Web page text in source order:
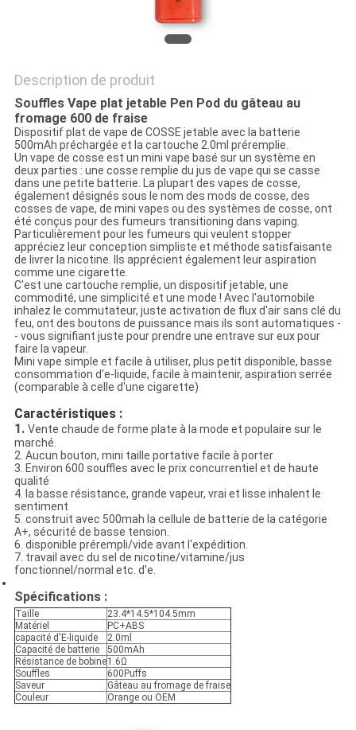
Description de produit
Souffles Vape plat jetable Pen Pod du gâteau au
fromage 600 de fraise
Dispositif plat de vape de COSSE jetable avec la batterie
500mAh préchargée et la cartouche 2.0ml préremplie.
Un vape de cosse est un mini vape basé sur un système en
deux parties : une cosse remplie du jus de vape qui se casse
dans une petite batterie. La plupart des vapes de cosse,
également désignés sous le nom des mods de cosse, des
cosses de vape, de mini vapes ou des systèmes de cosse, ont
été conçus pour des fumeurs transitioning dans vaping.
Particulièrement pour les fumeurs qui veulent stopper
appréciez leur conception simpliste et méthode satisfaisante
de livrer la nicotine. Ils apprécient également leur aspiration
comme une cigarette.
C'est une cartouche remplie, un dispositif jetable, une
commodité, une simplicité et une mode ! Avec l'automobile
inhalez le commutateur, juste activation de flux d'air sans clé du
feu, ont des boutons de puissance mais ils sont automatiques -
- vous signifiant juste pour prendre une entrave sur eux pour
faire la vapeur.
Mini vape simple et facile à utiliser, plus petit disponible, basse
consommation d'e-liquide, facile à maintenir, aspiration serrée
(comparable à celle d'une cigarette)
Caractéristiques :
1. Vente chaude de forme plate à la mode et populaire sur le
marché.
2. Aucun bouton, mini taille portative facile à porter
3. Environ 600 souffles avec le prix concurrentiel et de haute
qualité
4. la basse résistance, grande vapeur, vrai et lisse inhalent le
sentiment
5. construit avec 500mah la cellule de batterie de la catégorie
A+, sécurité de basse tension.
6. disponible prérempli/vide avant l'expédition.
7. travail avec du sel de nicotine/vitamine/jus
fonctionnel/normal etc. d'e.
Spécifications :
Taille
23.4*14.5*104.5mm
Matériel
PC+ABS
capacité d'E-liquide
2.0ml
Capacité de batterie
500mAh
Résistance de bobine1.6Ω
Souffles
600Puffs
Saveur
Gâteau au fromage de fraise
Couleur
Orange ou OEM